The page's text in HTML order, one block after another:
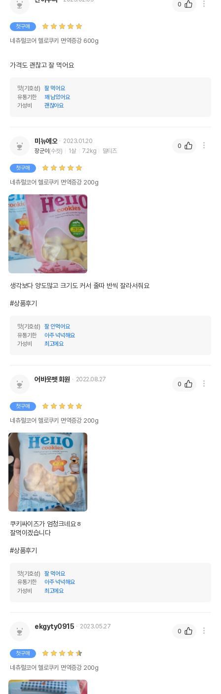
첫구매
네츄럴코어 헬로쿠키 면역증강 600g
가격도 괜찮고 잘 먹어요
맛(기호성)
잘 먹어요
유통기한
꽤 남았어요
가성비
괜찮아요
0
미뉴에오
2023.01.20
장군이 (수컷) 1살 7.2kg 말티즈
첫구매
네츄럴코어 헬로쿠키 면역증강 200g
생각보다 양도많고 크기도 커서 줄따 반씩 잘라서줘요
#상품후기
맛(기호성)
잘 안먹어요
유통기한
아주 넉넉해요
가성비
최고에요
0
어바웃펫 회원 2022.08.27
첫구매
네츄럴코어 헬로쿠키 면역증강 200g
쿠키싸이즈가 엄청크네요ㅎ
잘먹이겠습니다
#상품후기
맛(기호성)
잘 먹어요
유통기한
아주 넉넉해요
가성비
최고에요
0
ekgyty0915 2023.05.27
첫구매
네츄럴코어 헬로쿠키 면역증강 200g
0